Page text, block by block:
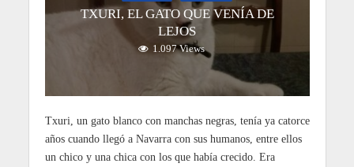
TXURI, EL GATO QUE VENÍA DE
LEJOS
1.097 Views
Txuri, un gato blanco con manchas negras, tenía ya catorce
años cuando llegó a Navarra con sus humanos, entre ellos
un chico y una chica con los que había crecido. Era